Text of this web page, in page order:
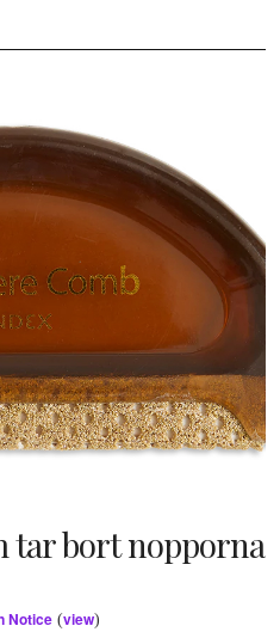
tar bort nopporna
Notice(view)